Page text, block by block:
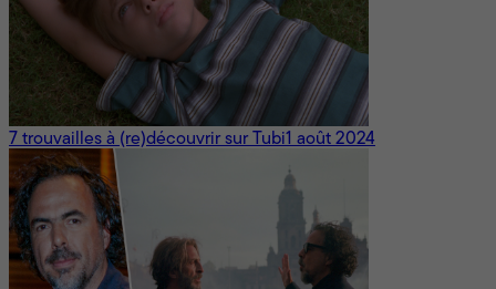
7 trouvailles à (re)découvrir sur Tubi1 août 2024